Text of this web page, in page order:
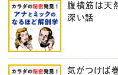
腹横筋は天然
深い話
気がつけば